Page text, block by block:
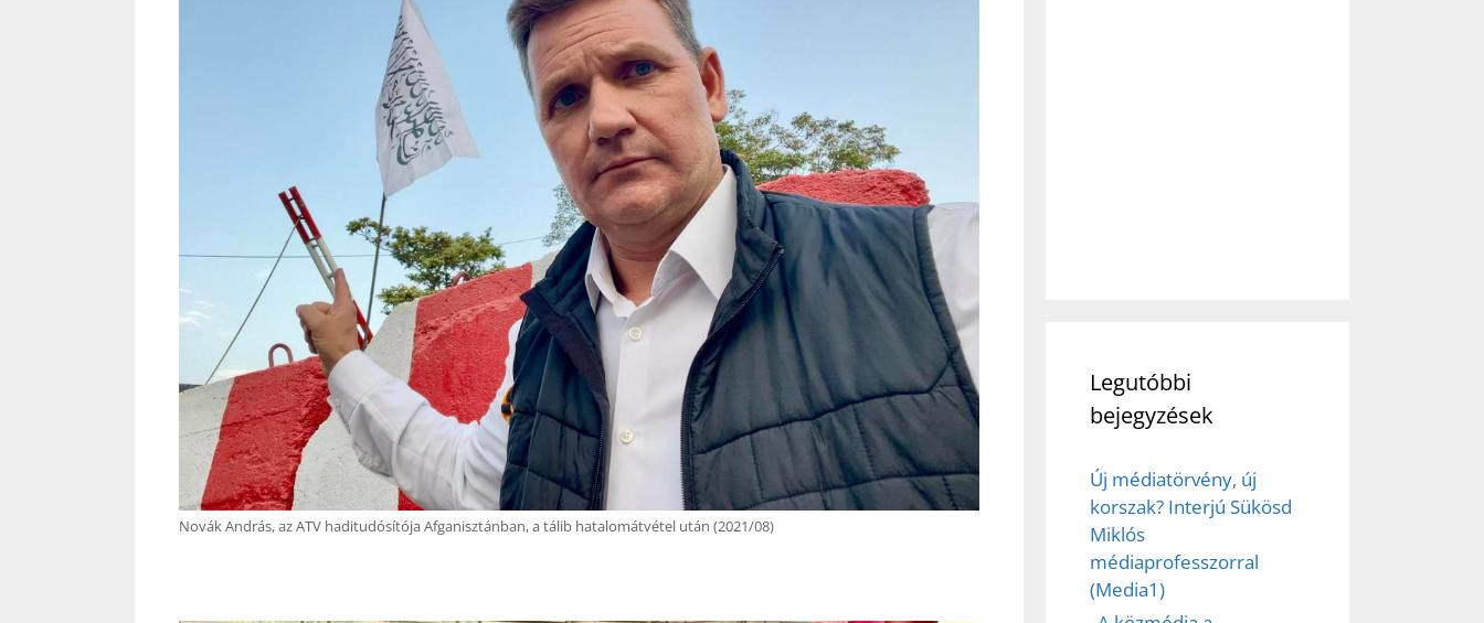
Novák András, az ATV haditudósítója Afganisztánban, a tálib hatalomátvétel után (2021/08)
Legutóbbi
bejegyzések
Új médiatörvény, új
korszak? Interjú Sükösd
Miklós
médiaprofesszorral
(Media1)